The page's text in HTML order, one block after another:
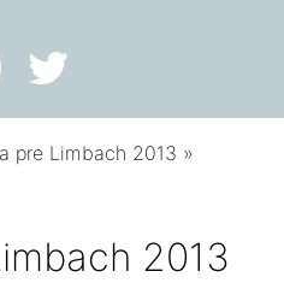
pre Limbach 2013 »
2013